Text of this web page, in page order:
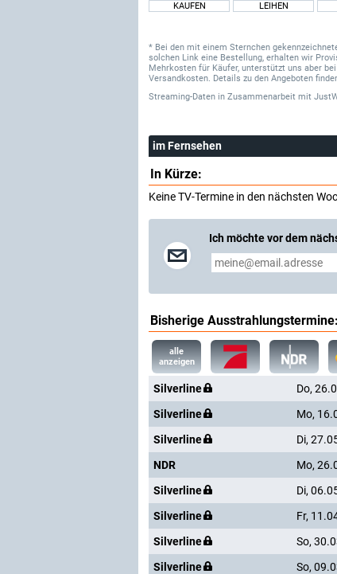
KAUFEN LEIHEN
* Bei den mit einem Sternchen
solchen Link eine Bestellung, erhalten wir
Mehrkosten für Käufer, unterstützt uns aber
Versandkosten. Details zu den Angeboten
Streaming-Daten in Zusammenarbeit mit
im Fernsehen
In Kürze:
Keine TV-Termine in den nächsten
Ich möchte vor dem
Bisherige Ausstrahlungstermine:
alle
anzeigen
Silverline Do,
Silverline
Mo,
Silverline
Di,
NDR
Mo,
Silverline
Di,
Silverline
Fr,
Silverline
So,
Silverline
So,